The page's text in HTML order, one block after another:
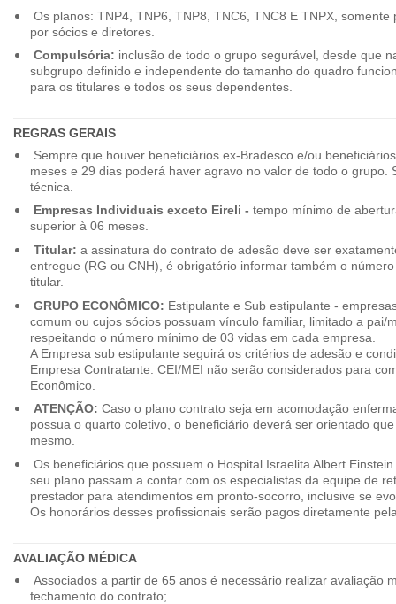
Os planos: TNP4, TNP6, TNP8, TNC6, TNC8 E TNPX,
por sócios e diretores.
Compulsória: inclusão de todo o grupo segurável, desde que
subgrupo definido e independente do tamanho do quadro
para os titulares e todos os seus dependentes.
REGRAS GERAIS
Sempre que houver beneficiários ex-Bradesco e/ou
meses e 29 dias poderá haver agravo no valor de todo o grupo.
técnica.
Empresas Individuais exceto Eireli - tempo mínimo de
superior à 06 meses.
Titular: a assinatura do contrato de adesão deve ser
entregue (RG ou CNH), é obrigatório informar também o
titular.
GRUPO ECONÔMICO: Estipulante e Sub estipulante -
comum ou cujos sócios possuam vínculo familiar, limitado a pai/
respeitando o número mínimo de 03 vidas em cada empresa.
A Empresa sub estipulante seguirá os critérios de adesão e
Empresa Contratante. CEI/MEI não serão considerados para
Econômico.
ATENÇÃO: Caso o plano contrato seja em acomodação
possua o quarto coletivo, o beneficiário deverá ser orientado
mesmo.
Os beneficiários que possuem o Hospital Israelita Albert
seu plano passam a contar com os especialistas da equipe de
prestador para atendimentos em pronto-socorro, inclusive se
Os honorários desses profissionais serão pagos diretamente
AVALIAÇÃO MÉDICA
Associados a partir de 65 anos é necessário realizar avaliação
fechamento do contrato;